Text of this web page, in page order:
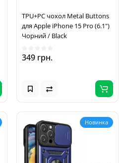
TPU+PC чохол Metal Buttons
для Apple iPhone 15 Pro (6.1")
Чорний / Black
349 грн.
Новинка